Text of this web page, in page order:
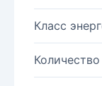
Класс